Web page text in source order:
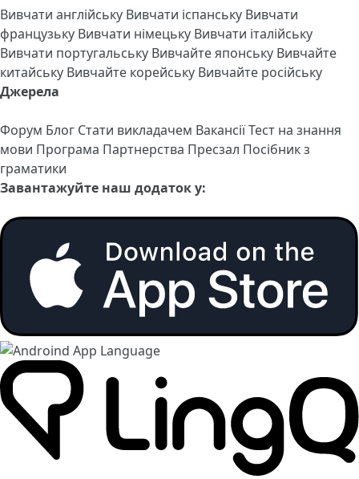
Вивчати англійську Вивчати іспанську Вивчати
французьку Вивчати німецьку Вивчати італійську
Вивчати португальську Вивчайте японську Вивчайте
китайську Вивчайте корейську Вивчайте російську
Джерела
Форум Блог Стати викладачем ВакансіїТест на знання
мови Програма Партнерства Пресзал Посібник з
граматики
Завантажуйте наш додаток у: